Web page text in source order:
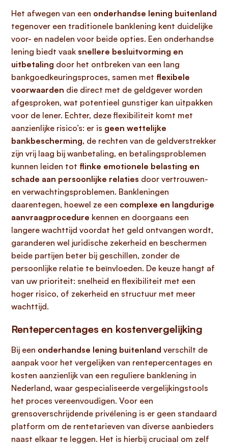
Het afwegen van een onderhandse lening buitenland
tegenover een traditionele banklening kent duidelijke
voor- en nadelen voor beide opties. Een onderhandse
lening biedt vaak snellere besluitvorming en
uitbetaling door het ontbreken van een lang
bankgoedkeuringsproces, samen met flexibele
voorwaarden die direct met de geldgever worden
afgesproken, wat potentieel gunstiger kan uitpakken
voor de lener. Echter, deze flexibiliteit komt met
aanzienlijke risico’s: er is geen wettelijke
bankbescherming, de rechten van de geldverstrekker
zijn vrij laag bij wanbetaling, en betalingsproblemen
kunnen leiden tot flinke emotionele belasting en
schade aan persoonlijke relaties door vertrouwen-
en verwachtingsproblemen. Bankleningen
daarentegen, hoewel ze een complexe en langdurige
aanvraagprocedure kennen en doorgaans een
langere wachttijd voordat het geld ontvangen wordt,
garanderen wel juridische zekerheid en beschermen
beide partijen beter bij geschillen, zonder de
persoonlijke relatie te beïnvloeden. De keuze hangt af
van uw prioriteit: snelheid en flexibiliteit met een
hoger risico, of zekerheid en structuur met meer
wachttijd.
Rentepercentages en kostenvergelijking
Bij een onderhandse lening buitenland verschilt de
aanpak voor het vergelijken van rentepercentages en
kosten aanzienlijk van een reguliere banklening in
Nederland, waar gespecialiseerde vergelijkingstools
het proces vereenvoudigen. Voor een
grensoverschrijdende privélening is er geen standaard
platform om de rentetarieven van diverse aanbieders
naast elkaar te leggen. Het is hierbij cruciaal om zelf